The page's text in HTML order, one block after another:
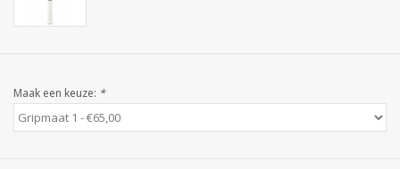
Maak een keuze: *